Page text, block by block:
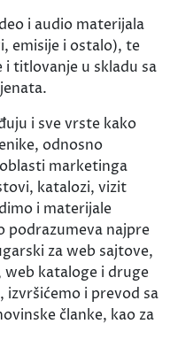
i audio materijala
emisije i ostalo), te
titlovanje u skladu sa
i sve vrste kako
odnosno
marketinga
katalozi, vizit
i materijale
podrazumeva najpre
za web sajtove,
kataloge i druge
izvršićemo i prevod sa
članke, kao za